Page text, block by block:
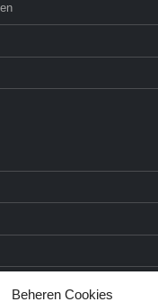
Beheren Cookies